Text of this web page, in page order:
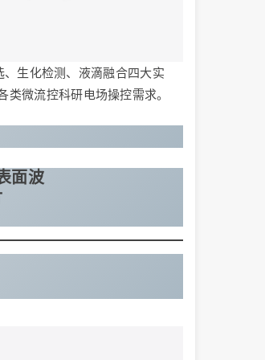
生化检测、液滴融合四大实
微流控科研电场操控需求。
面波